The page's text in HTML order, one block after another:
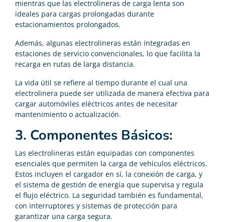
mientras que las electrolineras de carga lenta son
ideales para cargas prolongadas durante
estacionamientos prolongados.
Además, algunas electrolineras están integradas en
estaciones de servicio convencionales, lo que facilita la
recarga en rutas de larga distancia.
La vida útil se refiere al tiempo durante el cual una
electrolinera puede ser utilizada de manera efectiva para
cargar automóviles eléctricos antes de necesitar
mantenimiento o actualización.
3. Componentes Básicos:
Las electrolineras están equipadas con componentes
esenciales que permiten la carga de vehículos eléctricos.
Estos incluyen el cargador en sí, la conexión de carga, y
el sistema de gestión de energía que supervisa y regula
el flujo eléctrico. La seguridad también es fundamental,
con interruptores y sistemas de protección para
garantizar una carga segura.